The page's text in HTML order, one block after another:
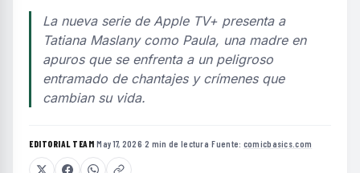
La nueva serie de Apple TV+ presenta a
Tatiana Maslany como Paula, una madre en
apuros que se enfrenta a un peligroso
entramado de chantajes y crímenes que
cambian su vida.
EDITORIAL TEAM·May 17, 2026·2 min de lectura·Fuente: comicbasics.com